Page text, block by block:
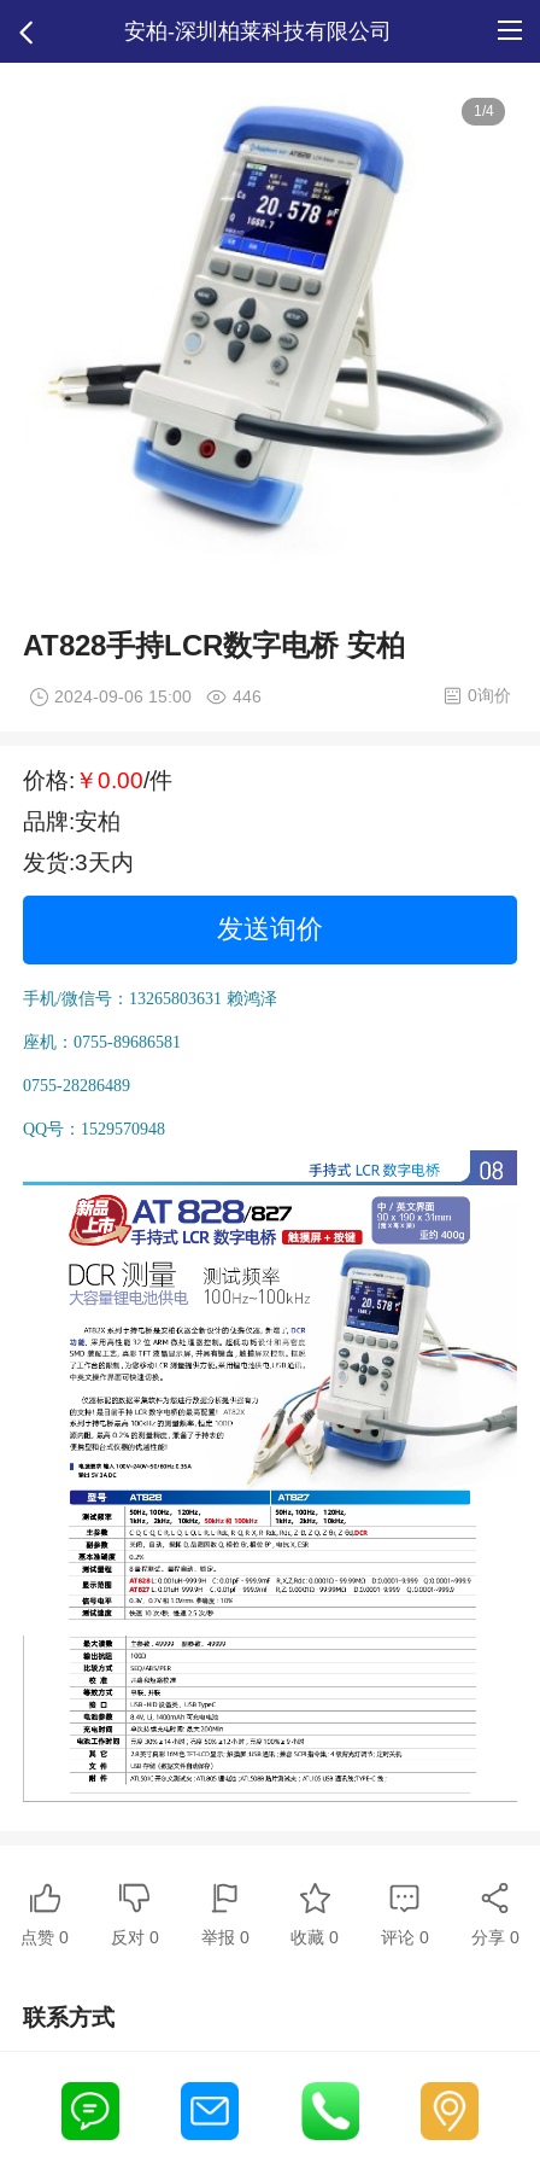
安柏-深圳柏莱科技有限公司
1/4
AT828手持LCR数字电桥 安柏
2024-09-06 15:00 446 0询价
价格: ￥0.00/件
品牌:安柏
发货:3天内
发送询价
手机/微信号：13265803631 赖鸿泽
座机：0755-89686581
0755-28286489
QQ号：1529570948
点赞0 反对 0 举报 0 收藏 0 评论 0 分享 0
联系方式